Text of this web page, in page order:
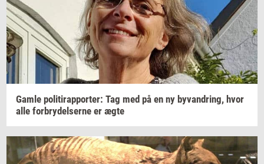
Gamle po­li­tirap­por­ter: Tag med på en ny byvan­dring, hvor
alle for­bry­del­ser­ne er ægte